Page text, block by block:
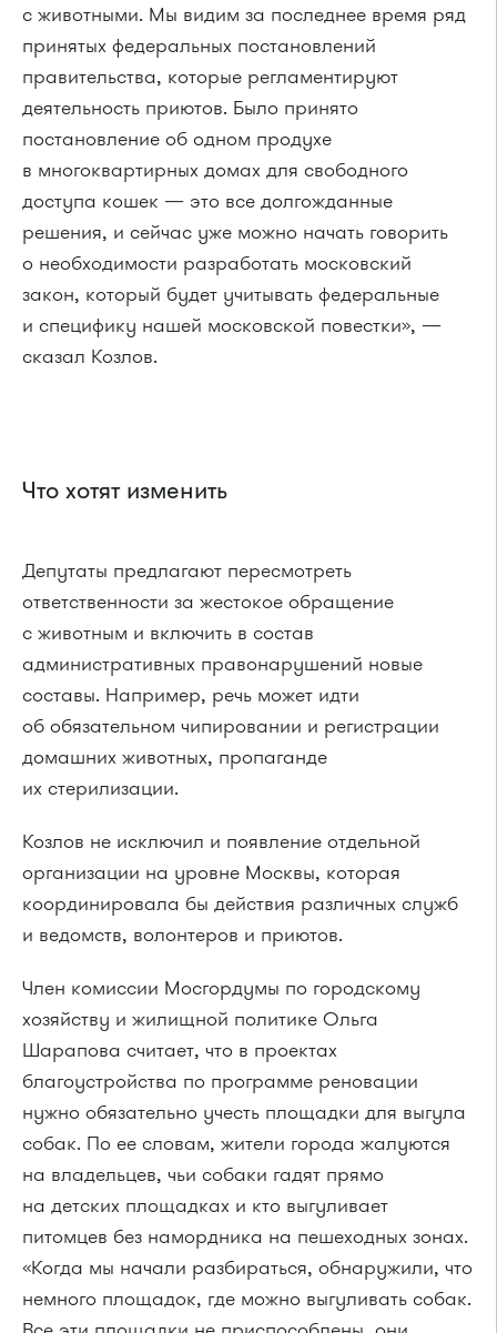
с животными. Мы видим за последнее время ряд
принятых федеральных постановлений
правительства, которые регламентируют
деятельность приютов. Было принято
постановление об одном продухе
в многоквартирных домах для свободного
доступа кошек — это все долгожданные
решения, и сейчас уже можно начать говорить
о необходимости разработать московский
закон, который будет учитывать федеральные
и специфику нашей московской повестки», —
сказал Козлов.
Что хотят изменить
Депутаты предлагают пересмотреть
ответственности за жестокое обращение
с животным и включить в состав
административных правонарушений новые
составы. Например, речь может идти
об обязательном чипировании и регистрации
домашних животных, пропаганде
их стерилизации.
Козлов не исключил и появление отдельной
организации на уровне Москвы, которая
координировала бы действия различных служб
и ведомств, волонтеров и приютов.
Член комиссии Мосгордумы по городскому
хозяйству и жилищной политике Ольга
Шарапова считает, что в проектах
благоустройства по программе реновации
нужно обязательно учесть площадки для выгула
собак. По ее словам, жители города жалуются
на владельцев, чьи собаки гадят прямо
на детских площадках и кто выгуливает
питомцев без намордника на пешеходных зонах.
«Когда мы начали разбираться, обнаружили, что
немного площадок, где можно выгуливать собак.